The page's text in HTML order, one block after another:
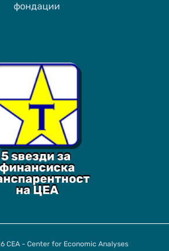
фондации
CEA - Center for Economic Analyses